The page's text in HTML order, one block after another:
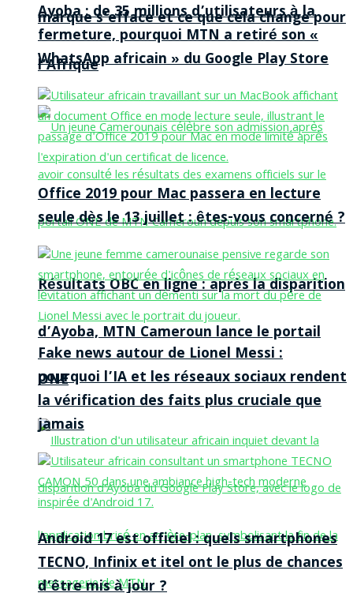
marque s’efface et ce que cela change pour
l’Afrique
Résultats OBC en ligne : après la disparition
d’Ayoba, MTN Cameroun lance le portail
ONE
Ayoba : de 35 millions d’utilisateurs à la
fermeture, pourquoi MTN a retiré son «
WhatsApp africain » du Google Play Store
Office 2019 pour Mac passera en lecture
seule dès le 13 juillet : êtes-vous concerné ?
Fake news autour de Lionel Messi :
pourquoi l’IA et les réseaux sociaux rendent
la vérification des faits plus cruciale que
jamais
Android 17 est officiel : quels smartphones
TECNO, Infinix et itel ont le plus de chances
d’être mis à jour ?